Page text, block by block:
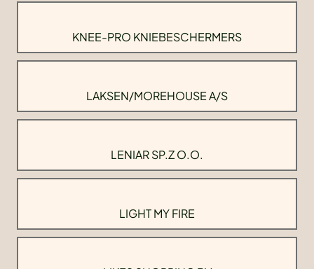
KNEE-PRO KNIEBESCHERMERS
LAKSEN/MOREHOUSE A/S
LENIAR SP.Z O.O.
LIGHT MY FIRE